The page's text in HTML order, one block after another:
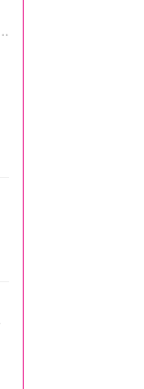
z mrocznego wymiaru